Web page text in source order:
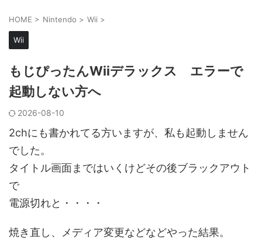
HOME > Nintendo > Wii >
Wii
もじぴったんWiiデラックス エラーで
起動しない方へ
2026-08-10
2chにも書かれてる方いますが、私も起動しません
でした。
タイトル画面まではいくけどその後ブラックアウト
で
電源切れと・・・・
焼き直し、メディア変更などなどやった結果。